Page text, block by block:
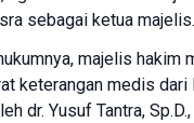
sebagai ketua majelis.
majelis
keterangan medis
dr. Yusuf Tantra, Sp.D.,